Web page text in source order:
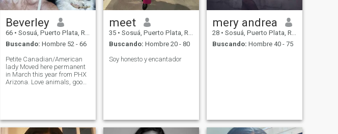
Beverley
66 • Sosuá, Puerto Plata, Rep. Dominicana
Buscando: Hombre 52 - 66
Petite Canadian/American
lady Moved here permanent
in March this year from PHX
Arizona. Love animals, good
meet
35 • Sosuá, Puerto Plata, Rep. Dominicana
Buscando: Hombre 20 - 80
Soy honesto y encantador
mery andrea
28 • Sosuá, Puerto Plata, Rep. Dominicana
Buscando: Hombre 40 - 75